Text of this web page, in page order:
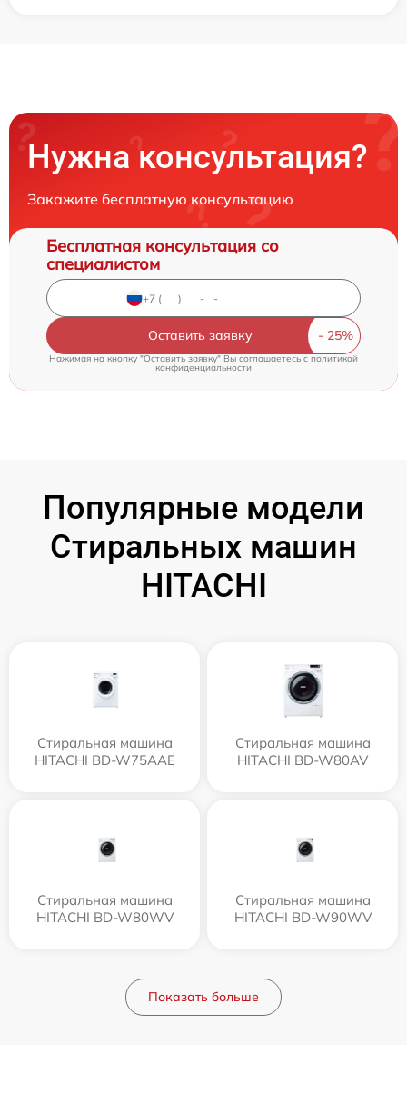
Нужна консультация?
Закажите бесплатную консультацию
Бесплатная консультация со
специалистом
Оставить заявку
Нажимая на кнопку "Оставить заявку" Вы соглашаетесь cполитикой
конфиденциальности
Популярные модели
Стиральных машин
HITACHI
Стиральная машина
HITACHI BD-W75AAE
Стиральная машина
HITACHI BD-W80AV
Стиральная машина
HITACHI BD-W80WV
Стиральная машина
HITACHI BD-W90WV
Показать больше